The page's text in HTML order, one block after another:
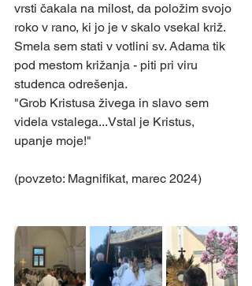
vrsti čakala na milost, da položim svojo
roko v rano, ki jo je v skalo vsekal križ.
Smela sem stati v votlini sv. Adama tik
pod mestom križanja - piti pri viru
studenca odrešenja.
"Grob Kristusa živega in slavo sem
videla vstalega...Vstal je Kristus,
upanje moje!"
(povzeto: Magnifikat, marec 2024)